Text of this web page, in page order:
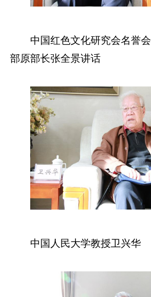
中国红色文化研究会名誉
部原部长张全景讲话
中国人民大学教授卫兴华